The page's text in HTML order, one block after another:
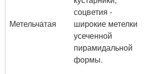
Метельчатая
соцветия -
широкие метелки
усеченной
пирамидальной
формы.